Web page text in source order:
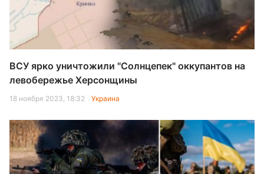
ВСУ ярко уничтожили "Солнцепек" оккупантов на
левобережье Херсонщины
18 ноября 2023, 18:32 Украина